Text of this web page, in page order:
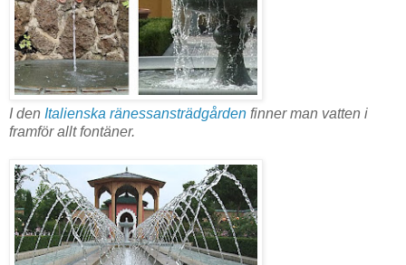
I den Italienska ränessansträdgården finner man vatten i
framför allt fontäner.